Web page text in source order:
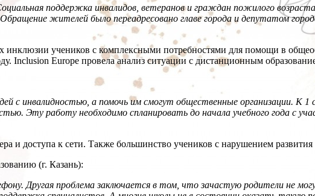
поддержка инвалидов, ветеранов и граждан пожилого
жителей было переадресовано главе города и депутатом
инклюзии учеников с комплексными потребностями для помощи в
Inclusion Europe провела анализ ситуации с дистанционным
с инвалидностью, а помочь им смогут общественные организации. К 1
Эту работу необходимо спланировать до начала учебного года с
и доступа к сети. Также большинство учеников с нарушением
(г. Казань):
Другая проблема заключается в том, что зачастую родители не